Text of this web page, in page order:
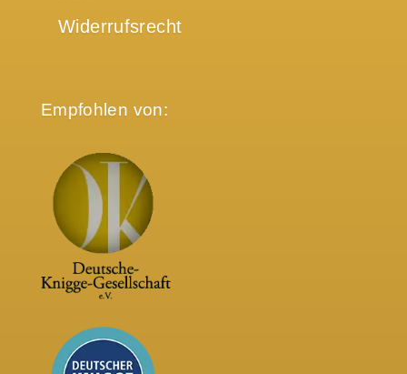
Widerrufsrecht
Empfohlen von: